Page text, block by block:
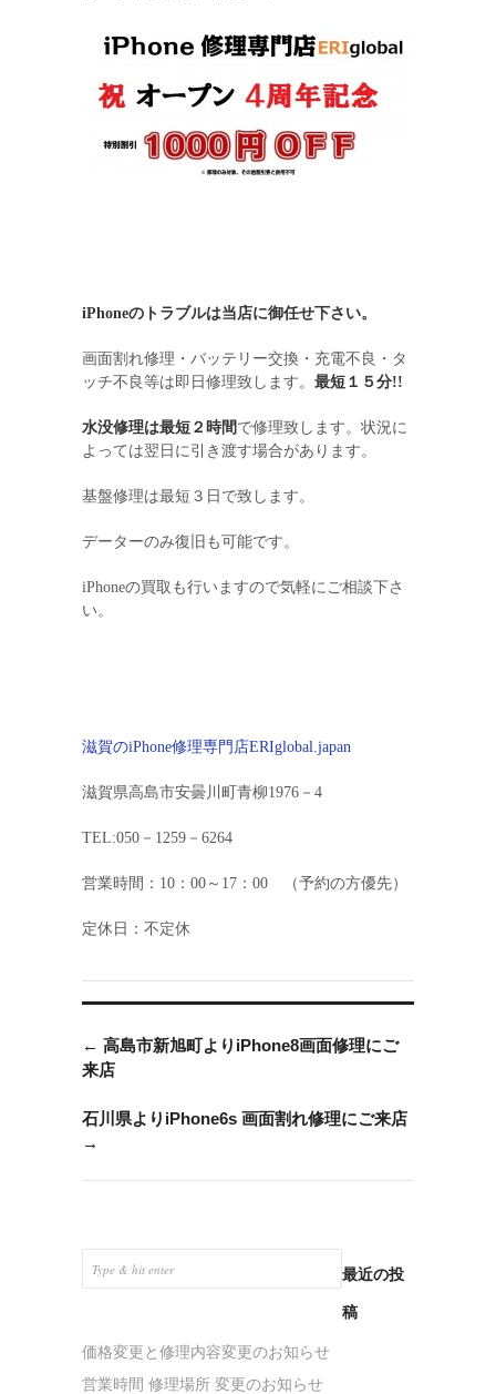
iPhoneのトラブルは当店に御任せ下さい。
画面割れ修理・バッテリー交換・充電不良・タ
ッチ不良等は即日修理致します。 最短１５分!!
水没修理は最短２時間 で修理致します。状況に
よっては翌日に引き渡す場合があります。
基盤修理は最短３日で致します。
データーのみ復旧も可能です。
iPhoneの買取も行いますので気軽にご相談下さ
い。
滋賀のiPhone修理専門店ERIglobal.japan
滋賀県高島市安曇川町青柳1976－4
TEL:050－1259－6264
営業時間：10：00～17：00 （予約の方優先）
定休日：不定休
← 高島市新旭町よりiPhone8画面修理にご
来店
石川県よりiPhone6s 画面割れ修理にご来店
→
最近の投
稿
価格変更と修理内容変更のお知らせ
営業時間 修理場所 変更のお知らせ